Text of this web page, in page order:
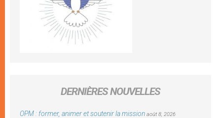
DERNIÈRES NOUVELLES
OPM : former, animer et soutenir la mission août 8, 2026